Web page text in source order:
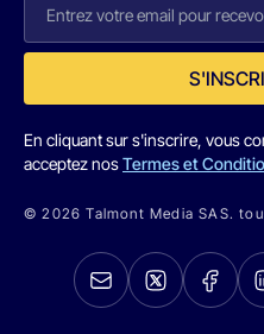
En cliquant sur s'inscrire, vous
acceptez nosTermes et
© 2026 Talmont Media SAS.